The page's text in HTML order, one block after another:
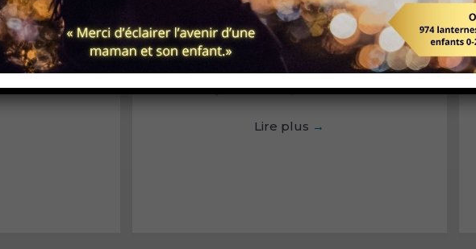
Rapport d’activités 2024-2025
juin 9, 2025|Nouvelles
Lire plus →